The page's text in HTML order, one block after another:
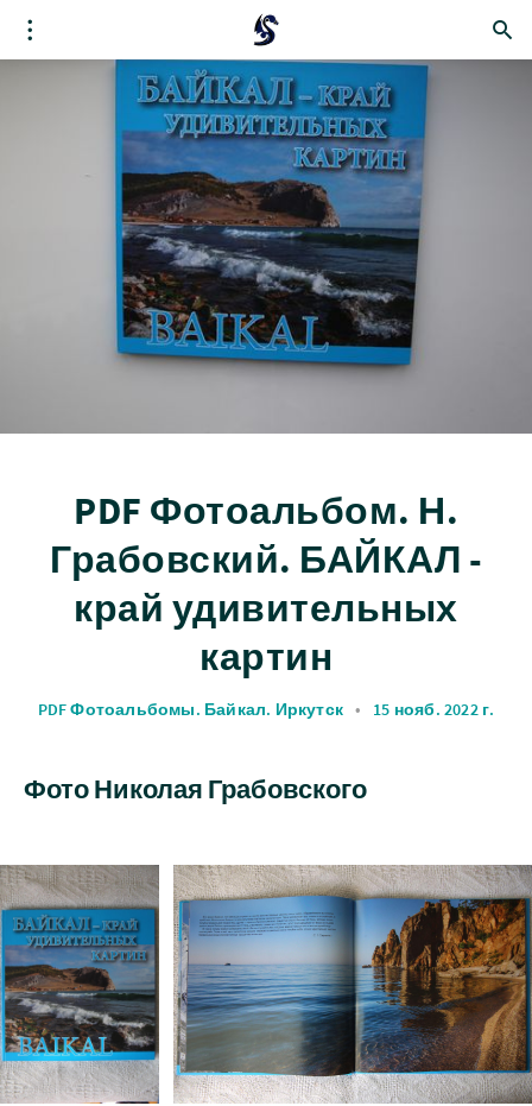
PDF Фотоальбом. Н.
Грабовский. БАЙКАЛ -
край удивительных
картин
PDF Фотоальбомы. Байкал. Иркутск • 15 нояб. 2022 г.
Фото Николая Грабовского